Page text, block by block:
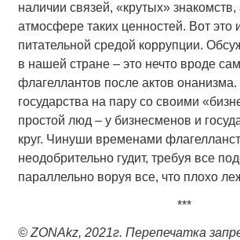
наличии связей, «крутых»
атмосфере таких ценностей. Вот это
питательной средой коррупции.
в нашей стране – это нечто вроде
флагеллантов после актов
государства на пару со своими
простой люд – у бизнесменов и
круг. Чинуши временами
неодобрительно гудит, требуя все
параллельно воруя все, что плохо
***
© ZONAkz, 2021г. Перепечатка